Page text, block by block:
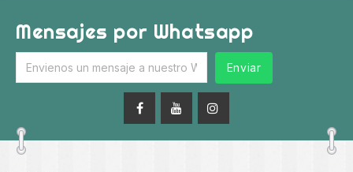
Mensajes por Whatsapp
Enviar